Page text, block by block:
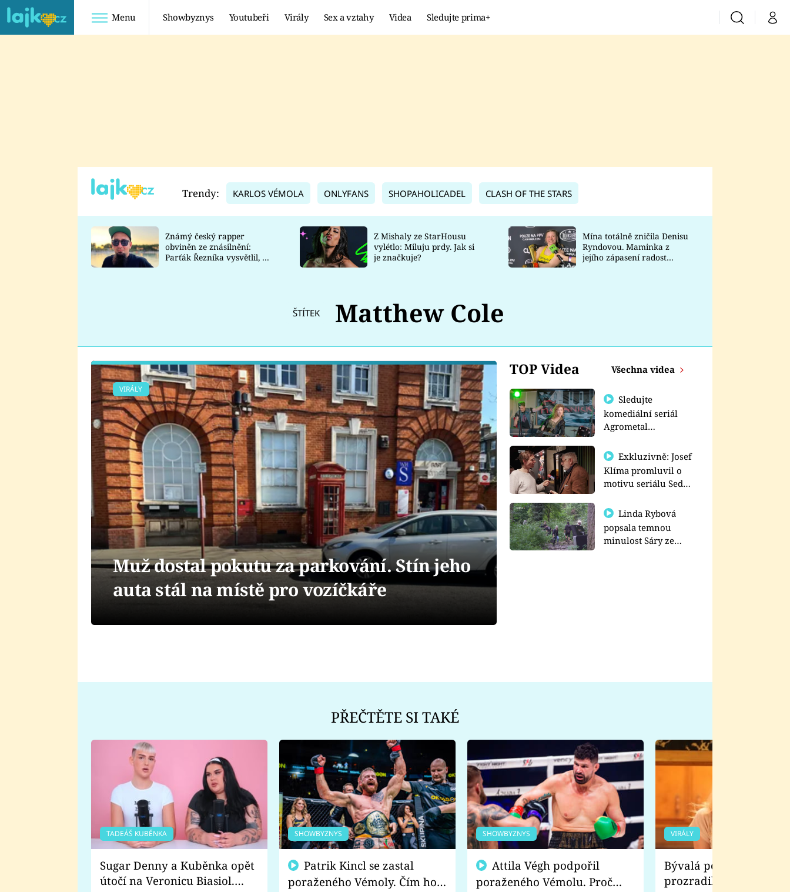
Menu Showbyznys Youtubeři Virály Sex a vztahy Videa Sledujte prima+ VyhledáváníMůj
TADEÁŠ KUBĚNKA
DATEL
Prima Lajk
Sledujte nás
Trendy: KARLOS VÉMOLA ONLYFANS SHOPAHOLICADEL CLASH OF THE STARS
Známý český rapper
obviněn ze znásilnění:
Parťák Řezníka vysvětlil, co
Z Mishaly ze StarHousu
vylétlo: Miluju prdy. Jak si
je značkuje?
Mína totálně zničila Denisu
Ryndovou. Maminka z
jejího zápasení radost
ŠTÍTEK Matthew Cole
TOP Videa Všechna videa
Sledujte
komediální seriál
Agrometal
prima+
Exkluzivně: Josef
Klíma promluvil o
motivu seriálu Sedm
Linda Rybová
popsala temnou
minulost Sáry ze
VIRÁLY
Muž dostal pokutu za parkování. Stín jeho
auta stál na místě pro vozíčkáře
PŘEČTĚTE SI TAKÉ
TADEÁŠ KUBĚNKA
Sugar Denny a Kuběnka opět
útočí na Veronicu Biasiol.
SHOWBYZNYS
poraženého Vémoly. Čím ho
SHOWBYZNYS
poraženého Vémolu. Proč
VIRÁLY
Bývalá pornoherečka
prozradila, co ji